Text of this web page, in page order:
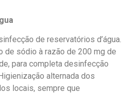
de reservatórios d’água.
de sódio à razão de 200 mg de
para completa desinfecção
alternada dos
locais, sempre que